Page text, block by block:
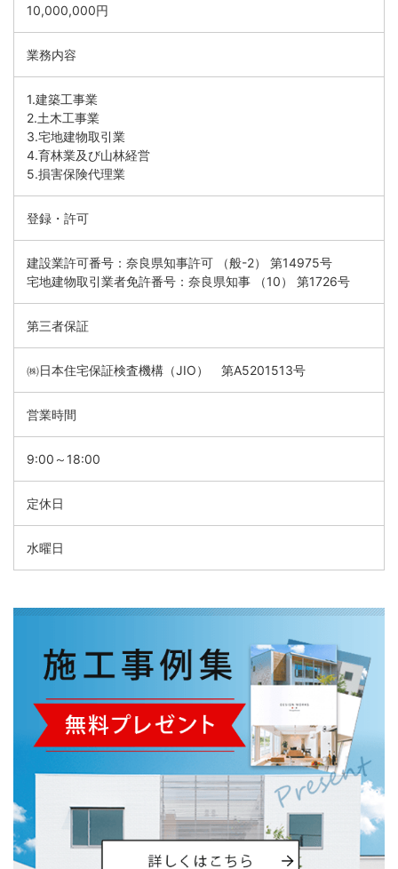
10,000,000円
業務内容
1.建築工事業
2.土木工事業
3.宅地建物取引業
4.育林業及び山林経営
5.損害保険代理業
登録・許可
建設業許可番号：奈良県知事許可 （般-2） 第14975号
宅地建物取引業者免許番号：奈良県知事 （10） 第1726号
第三者保証
㈱日本住宅保証検査機構（JIO） 第A5201513号
営業時間
9:00～18:00
定休日
水曜日